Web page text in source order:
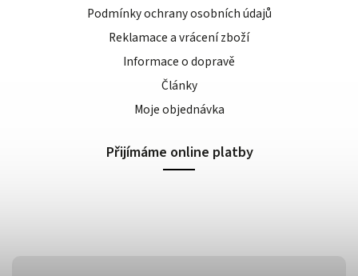
Podmínky ochrany osobních údajů
Reklamace a vrácení zboží
Informace o dopravě
Články
Moje objednávka
Přijímáme online platby